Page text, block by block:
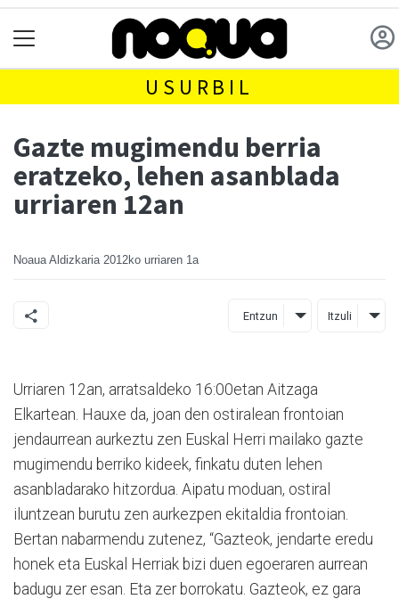
USURBIL
Gazte mugimendu berria
eratzeko, lehen asanblada
urriaren 12an
Noaua Aldizkaria 2012ko urriaren 1a
Entzun Itzuli
Urriaren 12an, arratsaldeko 16:00etan Aitzaga
Elkartean. Hauxe da, joan den ostiralean frontoian
jendaurrean aurkeztu zen Euskal Herri mailako gazte
mugimendu berriko kideek, finkatu duten lehen
asanbladarako hitzordua. Aipatu moduan, ostiral
iluntzean burutu zen aurkezpen ekitaldia frontoian.
Bertan nabarmendu zutenez, “Gazteok, jendarte eredu
honek eta Euskal Herriak bizi duen egoeraren aurrean
badugu zer esan. Eta zer borrokatu. Gazteok, ez gara